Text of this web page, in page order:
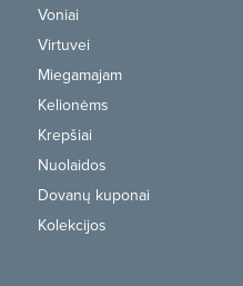
Voniai
Virtuvei
Miegamajam
Kelionėms
Krepšiai
Nuolaidos
Dovanų kuponai
Kolekcijos